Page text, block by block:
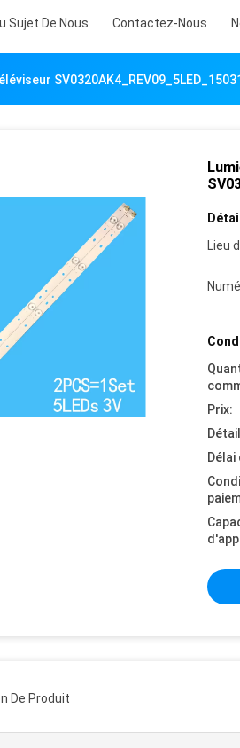
Sujet De Nous Contactez-Nous
Lieu
Prix:
De Produit